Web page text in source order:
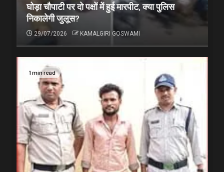
घोड़ा चौपाटी पर दो पक्षों में हुई मारपीट, क्या पुलिस
निकालेगी जुलूस?
29/07/2026 KAMALGIRI GOSWAMI
1 min read